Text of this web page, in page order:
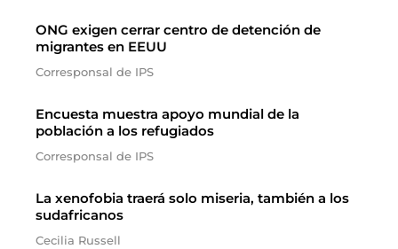
ONG exigen cerrar centro de detención de
migrantes en EEUU
Corresponsal de IPS
Encuesta muestra apoyo mundial de la
población a los refugiados
Corresponsal de IPS
La xenofobia traerá solo miseria, también a los
sudafricanos
Cecilia Russell